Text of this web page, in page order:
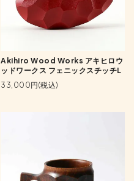
Akihiro Wood Works アキヒロウ
ッドワークス フェニックスチッチL
33,000円(税込)